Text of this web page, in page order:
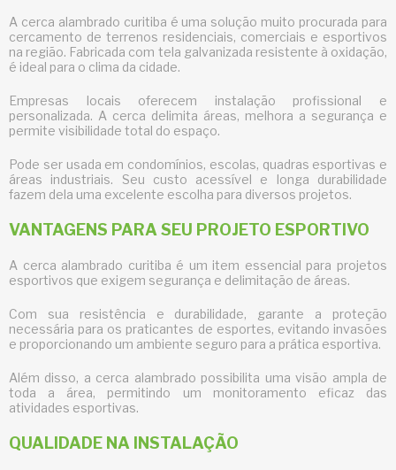
A cerca alambrado curitiba é uma solução muito procurada para
cercamento de terrenos residenciais, comerciais e esportivos
na região. Fabricada com tela galvanizada resistente à oxidação,
é ideal para o clima da cidade.
Empresas locais oferecem instalação profissional e
personalizada. A cerca delimita áreas, melhora a segurança e
permite visibilidade total do espaço.
Pode ser usada em condomínios, escolas, quadras esportivas e
áreas industriais. Seu custo acessível e longa durabilidade
fazem dela uma excelente escolha para diversos projetos.
VANTAGENS PARA SEU PROJETO ESPORTIVO
A cerca alambrado curitiba é um item essencial para projetos
esportivos que exigem segurança e delimitação de áreas.
Com sua resistência e durabilidade, garante a proteção
necessária para os praticantes de esportes, evitando invasões
e proporcionando um ambiente seguro para a prática esportiva.
Além disso, a cerca alambrado possibilita uma visão ampla de
toda a área, permitindo um monitoramento eficaz das
atividades esportivas.
QUALIDADE NA INSTALAÇÃO